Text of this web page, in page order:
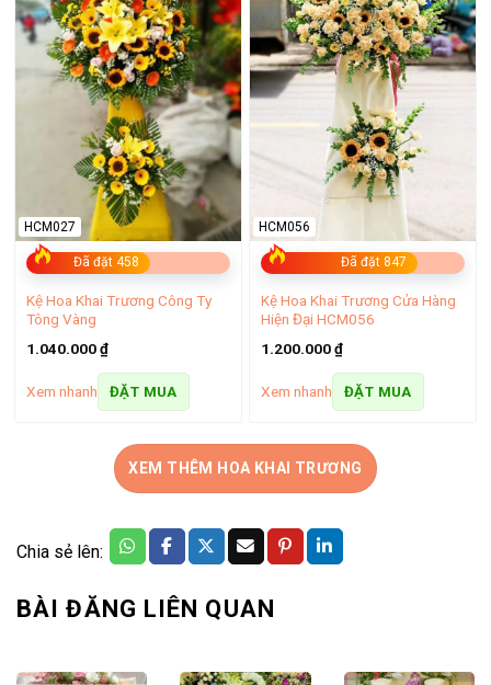
Đã đặt 458
HCM027
Kệ Hoa Khai Trương Công Ty
Tông Vàng
1.040.000₫
Xem nhanh ĐẶT MUA
Đã đặt 847
HCM056
Kệ Hoa Khai Trương Cửa Hàng
Hiện Đại HCM056
1.200.000₫
Xem nhanh ĐẶT MUA
XEM THÊM HOA KHAI TRƯƠNG
Chia sẻ lên:
BÀI ĐĂNG LIÊN QUAN